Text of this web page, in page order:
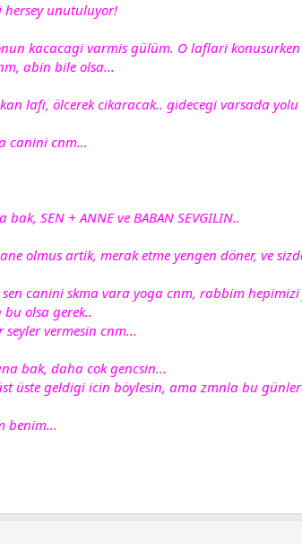
unutuluyor!
kacacagi varmis gülüm. O laflari
abin bile olsa...
lafi, ölcerek cikaracak.. gidecegi varsada yolu
canini cnm...
SEN + ANNE ve BABAN SEVGILIN..
olmus artik, merak etme yengen döner, ve
sen canini skma vara yoga cnm, rabbim
olsa gerek..
vermesin cnm...
bak, daha cok gencsin...
üste geldigi icin böylesin, ama zmnla bu
benim...